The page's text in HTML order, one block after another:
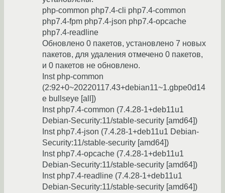
php-common php7.4-cli php7.4-common
php7.4-fpm php7.4-json php7.4-opcache
php7.4-readline
Обновлено 0 пакетов, установлено 7 новых
пакетов, для удаления отмечено 0 пакетов,
и 0 пакетов не обновлено.
Inst php-common
(2:92+0~20220117.43+debian11~1.gbpe0d14
e bullseye [all])
Inst php7.4-common (7.4.28-1+deb11u1
Debian-Security:11/stable-security [amd64])
Inst php7.4-json (7.4.28-1+deb11u1 Debian-
Security:11/stable-security [amd64])
Inst php7.4-opcache (7.4.28-1+deb11u1
Debian-Security:11/stable-security [amd64])
Inst php7.4-readline (7.4.28-1+deb11u1
Debian-Security:11/stable-security [amd64])